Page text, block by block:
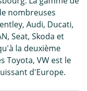
nombreuses
Audi, Ducati,
Seat, Skoda et
la deuxième
Toyota, VW est le
d'Europe.